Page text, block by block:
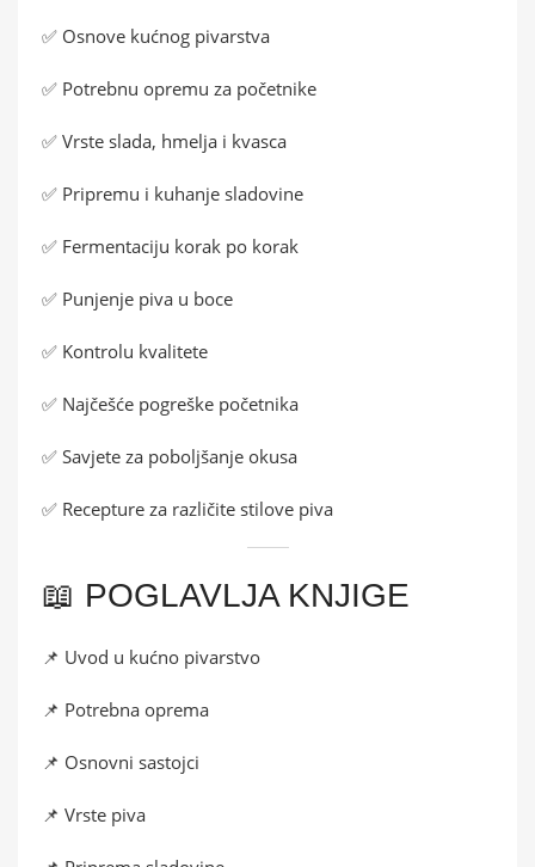
✅ Osnove kućnog pivarstva
✅ Potrebnu opremu za početnike
✅ Vrste slada, hmelja i kvasca
✅ Pripremu i kuhanje sladovine
✅ Fermentaciju korak po korak
✅ Punjenje piva u boce
✅ Kontrolu kvalitete
✅ Najčešće pogreške početnika
✅ Savjete za poboljšanje okusa
✅ Recepture za različite stilove piva
📖 POGLAVLJA KNJIGE
📌 Uvod u kućno pivarstvo
📌 Potrebna oprema
📌 Osnovni sastojci
📌 Vrste piva